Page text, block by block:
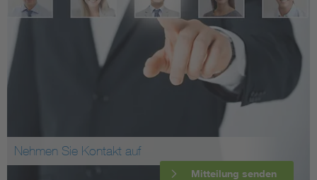
Nehmen Sie Kontakt auf
Mitteilung senden